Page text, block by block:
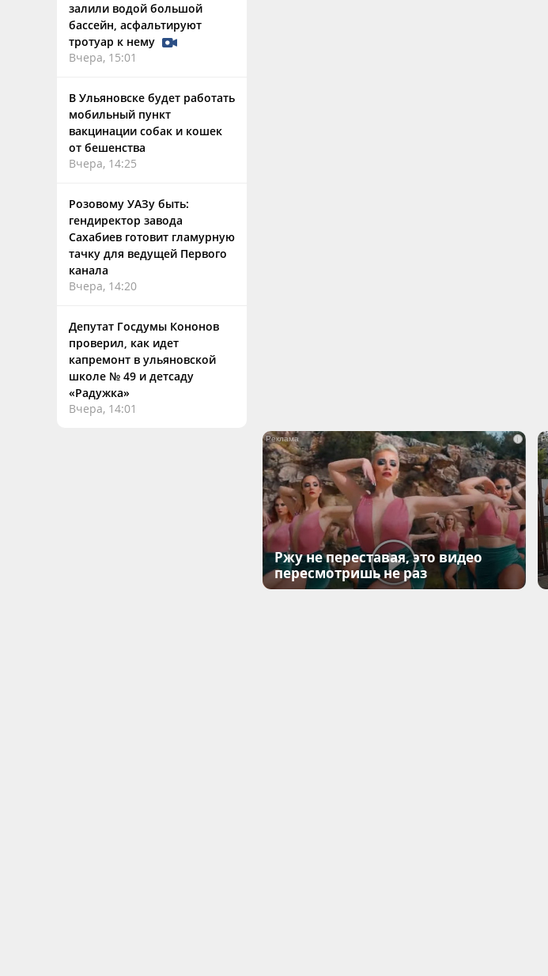
залили водой большой
бассейн, асфальтируют
тротуар к нему
Вчера, 15:01
В Ульяновске будет работать
мобильный пункт
вакцинации собак и кошек
от бешенства
Вчера, 14:25
Розовому УАЗу быть:
гендиректор завода
Сахабиев готовит гламурную
тачку для ведущей Первого
канала
Вчера, 14:20
Депутат Госдумы Кононов
проверил, как идет
капремонт в ульяновской
школе № 49 и детсаду
«Радужка»
Вчера, 14:01
i
Ржу не переставая, это видео
пересмотришь не раз